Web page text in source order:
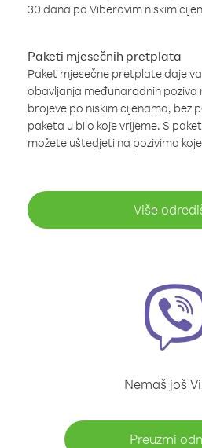
30 dana po Viberovim niskim
Paketi mjesečnih pretplata
Paket mjesečne pretplate daje
obavljanja međunarodnih poziva
brojeve po niskim cijenama, bez
paketa u bilo koje vrijeme. S
možete uštedjeti na pozivima
Više
Nemaš još
Preuzmi